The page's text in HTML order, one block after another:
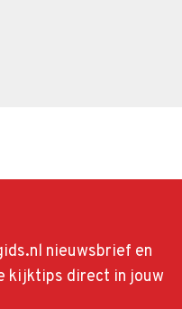
nieuwsbrief en
kijktips direct in jouw